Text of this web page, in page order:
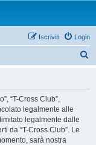
Login
Iscriviti
“T-Cross Club”,
legalmente alle
legalmente dalle
da “T-Cross Club”. Le
sarà nostra